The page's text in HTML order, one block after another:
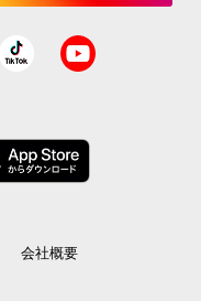
会社概要